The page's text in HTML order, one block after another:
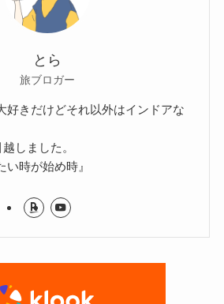
とら
旅ブロガー
好きだけどそれ以外はインドアな
しました。
い時が始め時』